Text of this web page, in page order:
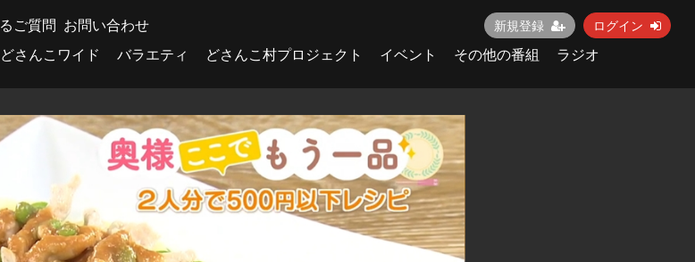
ご質問 お問い合わせ 新規登録 ログイン
どさんこワイド バラエティ どさんこ村プロジェクト イベント その他の番組
ラジオ